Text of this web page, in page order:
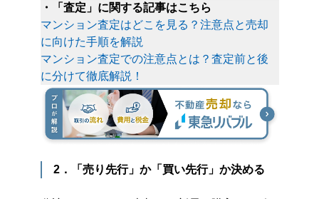
・「査定」に関する記事はこちら
マンション査定はどこを見る？注意点と売却
に向けた手順を解説
マンション査定での注意点とは？査定前と後
に分けて徹底解説！
2．「売り先行」か「買い先行」か決める